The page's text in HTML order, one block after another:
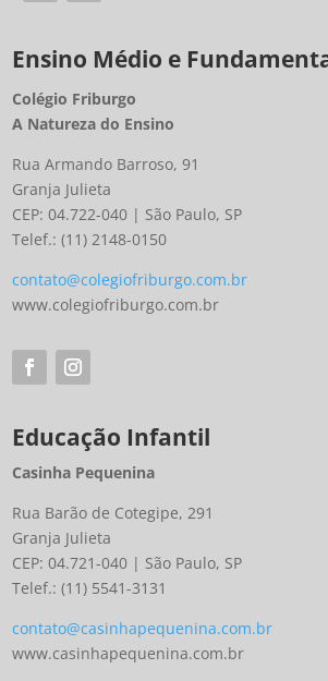
Ensino Médio e
Colégio Friburgo
A Natureza do Ensino
Rua Armando Barroso, 91
Granja Julieta
CEP: 04.722-040 | São Paulo, SP
Telef.: (11) 2148-0150
contato@colegiofriburgo.com.br
www.colegiofriburgo.com.br
Educação Infantil
Casinha Pequenina
Rua Barão de Cotegipe, 291
Granja Julieta
CEP: 04.721-040 | São Paulo, SP
Telef.: (11) 5541-3131
contato@casinhapequenina.com.br
www.casinhapequenina.com.br